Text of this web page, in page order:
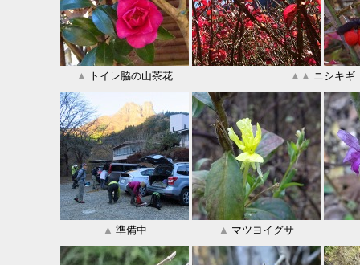
▲ トイレ脇の山茶花 ▲ ▲ ニシキギ
▲ 準備中 ▲ マツヨイグサ